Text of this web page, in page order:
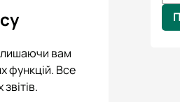
вам
функцій. Все